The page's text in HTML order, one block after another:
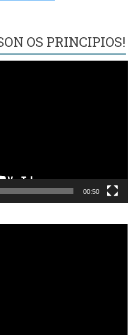
OS PRINCIPIOS!
00:50